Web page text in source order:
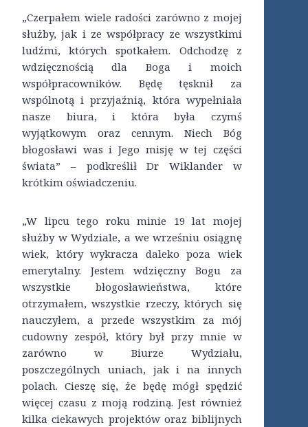
„Czerpałem wiele radości zarówno z mojej
służby, jak i ze współpracy ze wszystkimi
ludźmi, których spotkałem. Odchodzę z
wdzięcznością dla Boga i moich
współpracowników. Będę tęsknił za
wspólnotą i przyjaźnią, która wypełniała
nasze biura, i która była czymś
wyjątkowym oraz cennym. Niech Bóg
błogosławi was i Jego misję w tej części
świata” – podkreślił Dr Wiklander w
krótkim oświadczeniu.
„W lipcu tego roku minie 19 lat mojej
służby w Wydziale, a we wrześniu osiągnę
wiek, który wykracza daleko poza wiek
emerytalny. Jestem wdzięczny Bogu za
wszystkie błogosławieństwa, które
otrzymałem, wszystkie rzeczy, których się
nauczyłem, a przede wszystkim za mój
cudowny zespół, który był przy mnie w
zarówno w Biurze Wydziału,
poszczególnych uniach, jak i na innych
polach. Cieszę się, że będę mógł spędzić
więcej czasu z moją rodziną. Jest również
kilka ciekawych projektów oraz biblijnych